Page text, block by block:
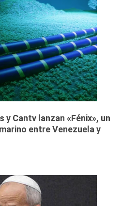
Cantv lanzan «Fénix», un
entre Venezuela y